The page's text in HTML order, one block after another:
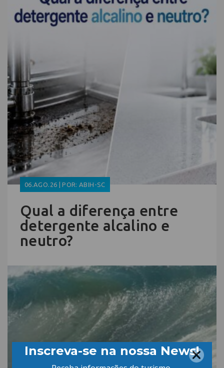
06.AGO.26 | POR: ABIH-SC
Qual a diferença entre
detergente alcalino e
neutro?